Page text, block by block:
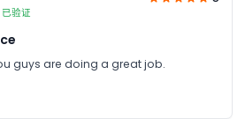
已验证
guys are doing a great job.